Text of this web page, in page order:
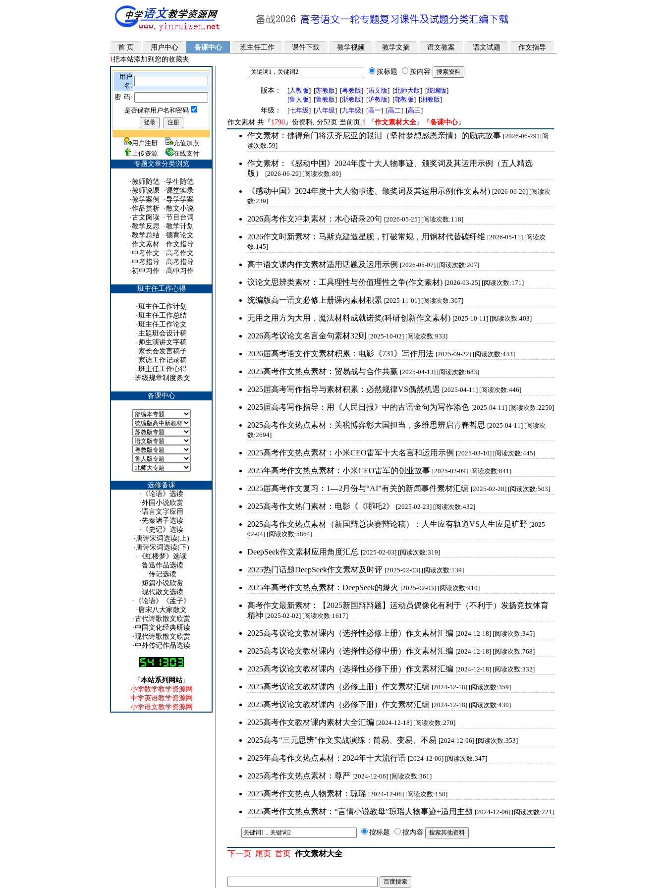
首 页 用户中心 备课中心 班主任工作 课件下载 教学视频 教学文摘 语文教案 语文试题
作文指导
1把本站添加到您的收藏夹
用户
名:
密 码:
是否保存用户名和密码
用户注册
充值加点
上传资源
在线支付
专题文章分类浏览
·教师随笔·学生随笔
·教师说课·课堂实录
·教学案例 ·导学学案
·作品赏析·散文小说
·古文阅读·节目台词
·教学反思 ·教学计划
·教学总结·德育论文
·作文素材·作文指导
·中考作文 ·高考作文
·中考指导 ·高考指导
·初中习作·高中习作
班主任工作心得
·班主任工作计划
·班主任工作总结
·班主任工作论文
· 主题班会设计稿
· 师生演讲文字稿
·家长会发言稿子
·家访工作记录稿
·班主任工作心得
·班级规章制度条文
备课中心
选修备课
·
《论语》选读
·外国小说欣赏
·语言文字应用
·先秦诸子选读
·
《史记》选读
· 唐诗宋词选读(上)
· 唐诗宋词选读(下)
·
《红楼梦》选读
·鲁迅作品选读
·传记选读
·短篇小说欣赏
·现代散文选读
·
《论语》《孟子》
· 唐宋八大家散文
·古代诗歌散文欣赏
·中国文化经典研读
·现代诗歌散文欣赏
·中外传记作品选读
『本站系列网站』
小学数学教学资源网
中学英语教学资源网
小学语文教学资源网
按标题 按内容
版本： [人教版] [苏教版] [粤教版] [语文版] [北师大版] [统编版]
[鲁人版] [鲁教版] [浙教版] [沪教版] [鄂教版] [湘教版]
年级：
[七年级] [八年级] [九年级] [高一] [高二] [高三]
作文素材 共『 1790』份资料, 分52页 当前页:1 『作文素材大全』『备课中心』
作文素材：佛得角门将沃齐尼亚的眼泪（坚持梦想感恩亲情）的励志故事 [2026-06-29] [阅
读次数:59]
作文素材：《感动中国》2024年度十大人物事迹、颁奖词及其运用示例（五人精选
版）
[2026-06-29] [阅读次数:89]
《感动中国》2024年度十大人物事迹、颁奖词及其运用示例(作文素材) [2026-06-26] [阅读次
数:239]
2026高考作文冲刺素材：木心语录20句 [2026-05-25] [阅读次数:118]
2026作文时新素材：马斯克建造星舰，打破常规，用钢材代替碳纤维 [2026-05-11] [阅读次
数:145]
高中语文课内作文素材适用话题及运用示例 [2026-05-07] [阅读次数:207]
议论文思辨类素材：工具理性与价值理性之争(作文素材) [2026-03-25] [阅读次数:171]
统编版高一语文必修上册课内素材积累 [2025-11-01] [阅读次数:307]
无用之用方为大用，魔法材料成就诺奖(科研创新作文素材) [2025-10-11] [阅读次数:403]
2026高考议论文名言金句素材32则 [2025-10-02] [阅读次数:933]
2026届高考语文作文素材积累：电影《731》写作用法 [2025-09-22] [阅读次数:443]
2025高考作文热点素材：贸易战与合作共赢 [2025-04-13] [阅读次数:683]
2025届高考写作指导与素材积累：必然规律VS偶然机遇 [2025-04-11] [阅读次数:446]
2025届高考写作指导：用《人民日报》中的古语金句为写作添色 [2025-04-11] [阅读次数:2250]
2025高考作文热点素材：关税博弈彰大国担当，多维思辨启青春哲思 [2025-04-11] [阅读次
数:2694]
2025高考作文热点素材：小米CEO雷军十大名言和运用示例 [2025-03-10] [阅读次数:445]
2025年高考作文热点素材：小米CEO雷军的创业故事 [2025-03-09] [阅读次数:841]
2025届高考作文复习：1—2月份与“AI”有关的新闻事件素材汇编 [2025-02-28] [阅读次数:503]
2025高考作文热门素材：电影《《哪吒2》 [2025-02-23] [阅读次数:432]
2025高考作文热点素材（新国辩总决赛辩论稿）：人生应有轨道VS人生应是旷野 [2025-
02-04] [阅读次数:5864]
DeepSeek作文素材应用角度汇总 [2025-02-03] [阅读次数:319]
2025热门话题DeepSeek作文素材及时评 [2025-02-03] [阅读次数:139]
2025年高考作文热点素材：DeepSeek的爆火 [2025-02-03] [阅读次数:910]
高考作文最新素材：【2025新国辩辩题】运动员偶像化有利于（不利于）发扬竞技体育
精神 [2025-02-02] [阅读次数:1617]
2025高考议论文教材课内（选择性必修上册）作文素材汇编 [2024-12-18] [阅读次数:345]
2025高考议论文教材课内（选择性必修中册）作文素材汇编 [2024-12-18] [阅读次数:768]
2025高考议论文教材课内（选择性必修下册）作文素材汇编 [2024-12-18] [阅读次数:332]
2025高考议论文教材课内（必修上册）作文素材汇编 [2024-12-18] [阅读次数:359]
2025高考议论文教材课内（必修下册）作文素材汇编 [2024-12-18] [阅读次数:430]
2025高考作文教材课内素材大全汇编 [2024-12-18] [阅读次数:270]
2025高考“三元思辨”作文实战演练：简易、变易、不易 [2024-12-06] [阅读次数:353]
2025年高考作文热点素材：2024年十大流行语 [2024-12-06] [阅读次数:347]
2025高考作文热点素材：尊严 [2024-12-06] [阅读次数:361]
2025高考作文热点人物素材：琼瑶 [2024-12-06] [阅读次数:158]
2025高考作文热点素材：“言情小说教母”琼瑶人物事迹+适用主题 [2024-12-06] [阅读次数:221]
按标题 按内容
下一页 尾页 首页 作文素材大全